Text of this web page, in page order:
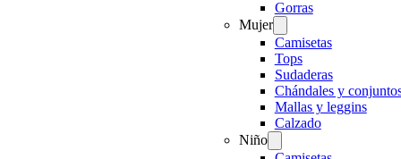
Gorras
Mujer
Camisetas
Tops
Sudaderas
Chándales y
Mallas y leggins
Calzado
Niño